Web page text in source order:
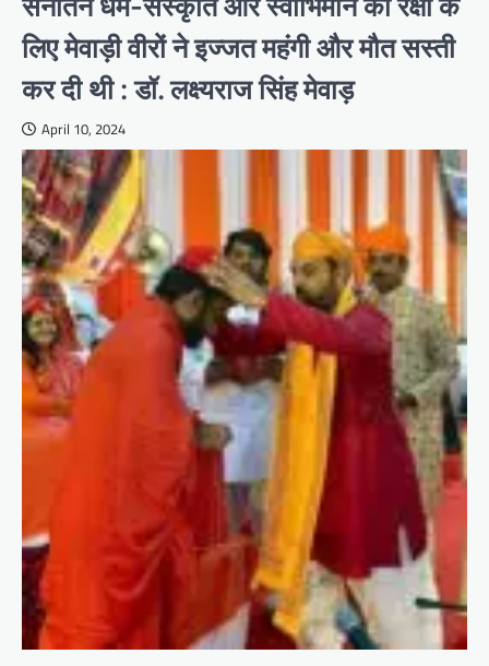
लिए मेवाड़ी वीरों ने इज्जत महंगी और मौत सस्ती
कर दी थी : डॉ. लक्ष्यराज सिंह मेवाड़
April 10, 2024